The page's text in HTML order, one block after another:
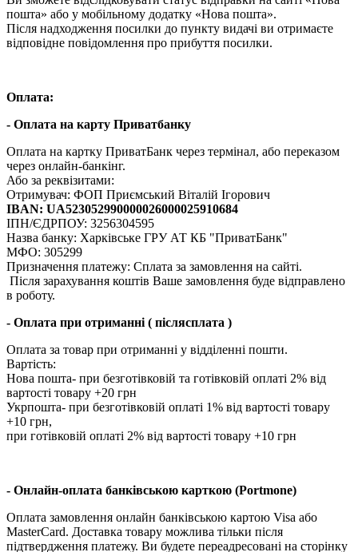
пошта» або у мобільному додатку «Нова пошта».
Після надходження посилки до пункту видачі ви отримаєте
відповідне повідомлення про прибуття посилки.
Оплата:
- Оплата на карту Приватбанку
Оплата на картку ПриватБанк через термінал, або переказом
через онлайн-банкінг.
Або за реквізитами:
Отримувач: ФОП Приємський Віталій Ігорович
IBAN: UA523052990000026000025910684
ІПН/ЄДРПОУ: 3256304595
Назва банку: Харкiвське ГРУ АТ КБ "ПриватБанк"
МФО: 305299
Призначення платежу: Сплата за замовлення на сайті.
Після зарахування коштів Ваше замовлення буде відправлено
в роботу.
- Оплата при отриманні ( післясплата )
Оплата за товар при отриманні у відділенні пошти.
Вартість:
Нова пошта- при безготівковій та готівковій оплаті 2% від
вартості товару +20 грн
Укрпошта- при безготівковій оплаті 1% від вартості товару
+10 грн,
при готівковій оплаті 2% від вартості товару +10 грн
- Онлайн-оплата банківською карткою (Portmone)
Оплата замовлення онлайн банківською картою Visa або
MasterCard. Доставка товару можлива тільки після
підтвердження платежу. Ви будете переадресовані на сторінку